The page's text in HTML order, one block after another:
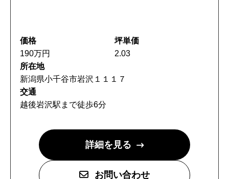
価格
190万円
坪単価
2.03
所在地
新潟県小千谷市岩沢１１１７
交通
越後岩沢駅まで徒歩6分
詳細を見る
お問い合わせ